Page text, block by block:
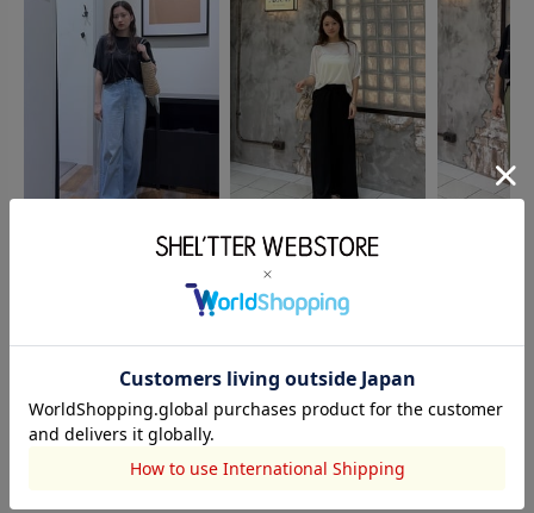
AZUL BY MOUSSY
丹生ひより
158cm
このアイテムを見た人がチェックしている商品
閲覧中カテゴリーのランキング